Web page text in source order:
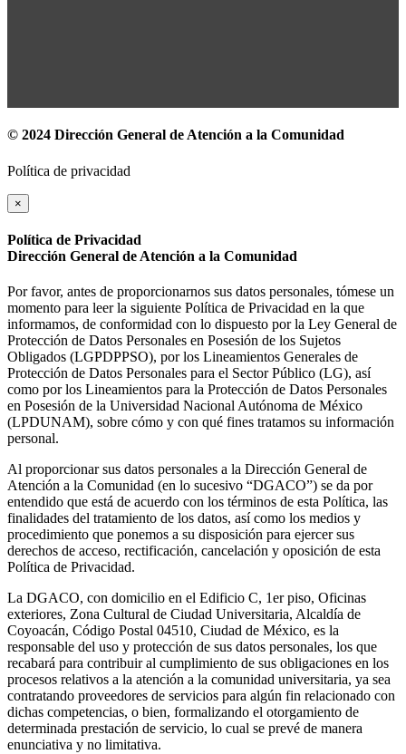
© 2024 Dirección General de Atención a la Comunidad
Política de privacidad
×
Política de Privacidad
Dirección General de Atención a la Comunidad
Por favor, antes de proporcionarnos sus datos personales, tómese un
momento para leer la siguiente Política de Privacidad en la que
informamos, de conformidad con lo dispuesto por la Ley General de
Protección de Datos Personales en Posesión de los Sujetos
Obligados (LGPDPPSO), por los Lineamientos Generales de
Protección de Datos Personales para el Sector Público (LG), así
como por los Lineamientos para la Protección de Datos Personales
en Posesión de la Universidad Nacional Autónoma de México
(LPDUNAM), sobre cómo y con qué fines tratamos su información
personal.
Al proporcionar sus datos personales a la Dirección General de
Atención a la Comunidad (en lo sucesivo “DGACO”) se da por
entendido que está de acuerdo con los términos de esta Política, las
finalidades del tratamiento de los datos, así como los medios y
procedimiento que ponemos a su disposición para ejercer sus
derechos de acceso, rectificación, cancelación y oposición de esta
Política de Privacidad.
La DGACO, con domicilio en el Edificio C, 1er piso, Oficinas
exteriores, Zona Cultural de Ciudad Universitaria, Alcaldía de
Coyoacán, Código Postal 04510, Ciudad de México, es la
responsable del uso y protección de sus datos personales, los que
recabará para contribuir al cumplimiento de sus obligaciones en los
procesos relativos a la atención a la comunidad universitaria, ya sea
contratando proveedores de servicios para algún fin relacionado con
dichas competencias, o bien, formalizando el otorgamiento de
determinada prestación de servicio, lo cual se prevé de manera
enunciativa y no limitativa.